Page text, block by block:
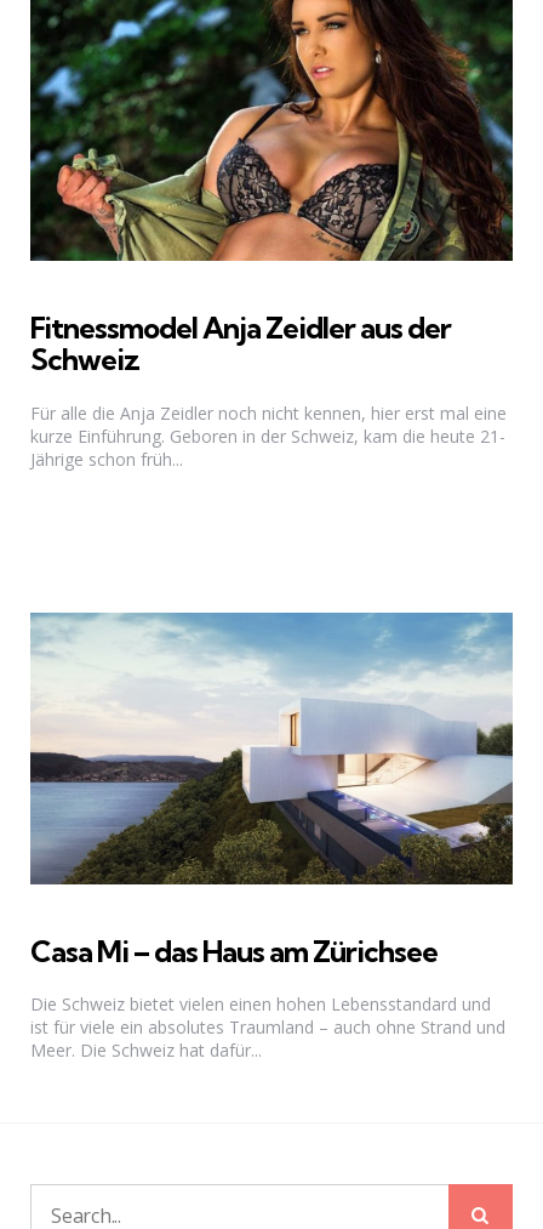
Fitnessmodel Anja Zeidler aus der
Schweiz
Für alle die Anja Zeidler noch nicht kennen, hier erst mal eine
kurze Einführung. Geboren in der Schweiz, kam die heute 21-
Jährige schon früh...
Casa Mi – das Haus am Zürichsee
Die Schweiz bietet vielen einen hohen Lebensstandard und
ist für viele ein absolutes Traumland – auch ohne Strand und
Meer. Die Schweiz hat dafür...